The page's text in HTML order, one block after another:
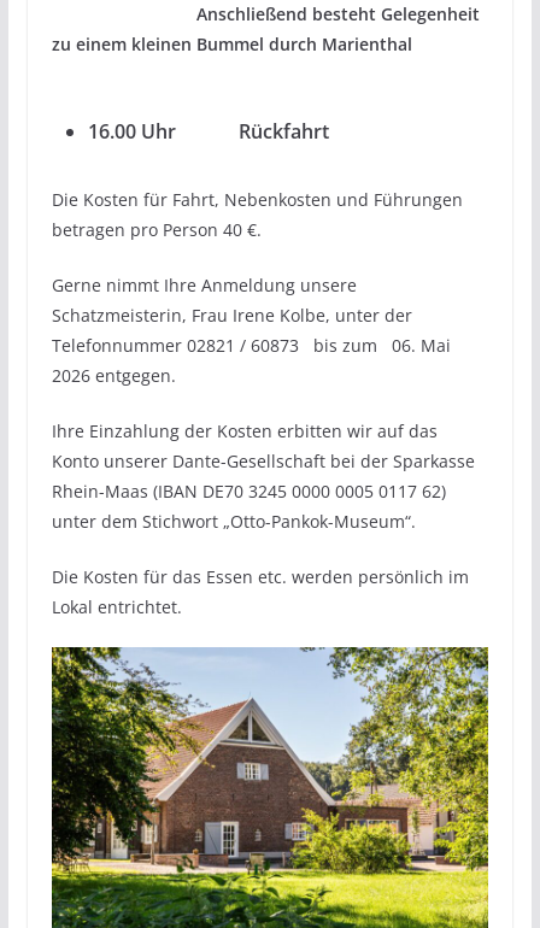
Anschließend besteht Gelegenheit
zu einem kleinen Bummel durch Marienthal
16.00 Uhr Rückfahrt
Die Kosten für Fahrt, Nebenkosten und Führungen
betragen pro Person 40 €.
Gerne nimmt Ihre Anmeldung unsere
Schatzmeisterin, Frau Irene Kolbe, unter der
Telefonnummer 02821 / 60873 bis zum 06. Mai
2026 entgegen.
Ihre Einzahlung der Kosten erbitten wir auf das
Konto unserer Dante-Gesellschaft bei der Sparkasse
Rhein-Maas (IBAN DE70 3245 0000 0005 0117 62)
unter dem Stichwort „Otto-Pankok-Museum“.
Die Kosten für das Essen etc. werden persönlich im
Lokal entrichtet.